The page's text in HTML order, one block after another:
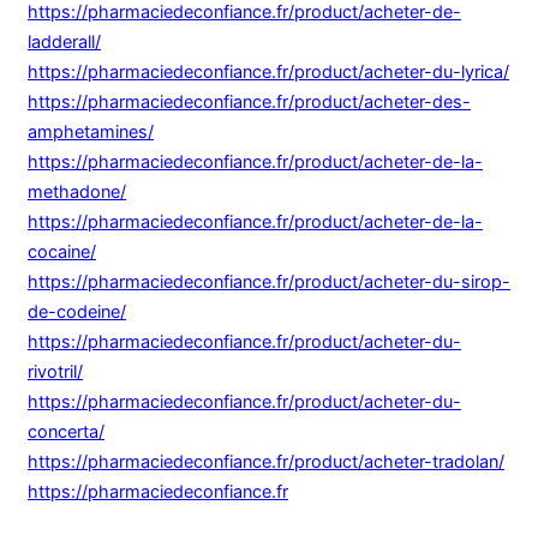
https://pharmaciedeconfiance.fr/product/acheter-de-
ladderall/
https://pharmaciedeconfiance.fr/product/acheter-du-lyrica/
https://pharmaciedeconfiance.fr/product/acheter-des-
amphetamines/
https://pharmaciedeconfiance.fr/product/acheter-de-la-
methadone/
https://pharmaciedeconfiance.fr/product/acheter-de-la-
cocaine/
https://pharmaciedeconfiance.fr/product/acheter-du-sirop-
de-codeine/
https://pharmaciedeconfiance.fr/product/acheter-du-
rivotril/
https://pharmaciedeconfiance.fr/product/acheter-du-
concerta/
https://pharmaciedeconfiance.fr/product/acheter-tradolan/
https://pharmaciedeconfiance.fr